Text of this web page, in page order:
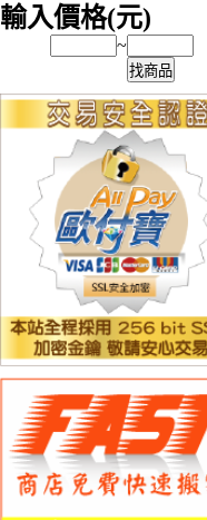
輸入價格(元)
~
找商品